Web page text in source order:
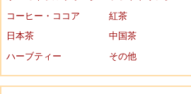
コーヒー・ココア
紅茶
日本茶
中国茶
ハーブティー
その他